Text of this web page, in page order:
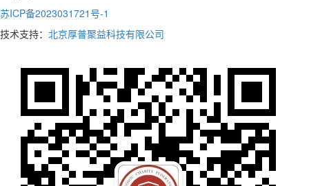
苏ICP备2023031721号-1
技术支持： 北京厚普聚益科技有限公司